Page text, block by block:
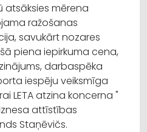
atsāksies mērena
ražošanas
savukārt nozares
piena iepirkuma cena,
darbaspēka
iespēju veiksmīga
LETA atzina koncerna "
attīstības
Staņēvičs.